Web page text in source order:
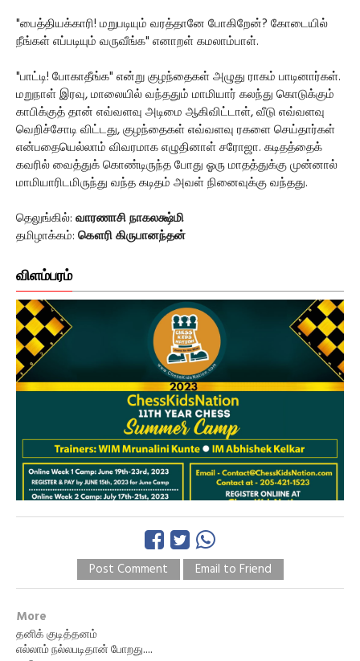
"பைத்தியக்காரி! மறுபடியும் வரத்தானே போகிறேன்? கோடையில்
நீங்கள் எப்படியும் வருவீங்க" எனாறள் கமலாம்பாள்.
"பாட்டி! போகாதீங்க" என்று குழந்தைகள் அழுது ராகம் பாடினார்கள்.
மறுநாள் இரவு, மாலையில் வந்ததும் மாமியார் கலந்து கொடுக்கும்
காபிக்குத் தான் எவ்வளவு அடிமை ஆகிவிட்டாள், வீடு எவ்வளவு
வெறிச்சோடி விட்டது, குழந்தைகள் எவ்வளவு ரகளை செய்தார்கள்
என்பதையெல்லாம் விவரமாக எழுதினாள் சரோஜா. கடிதத்தைக்
கவரில் வைத்துக் கொண்டிருந்த போது ஓரு மாதத்துக்கு முன்னால்
மாமியாரிடமிருந்து வந்த கடிதம் அவள் நினைவுக்கு வந்தது.
தெலுங்கில்: வாரணாசி நாகலக்ஷ்மி
தமிழாக்கம்: கௌரி கிருபானந்தன்
விளம்பரம்
Post Comment Email to Friend
More
தனிக் குடித்தனம்
எல்லாம் நல்லபடிதான் போறது....